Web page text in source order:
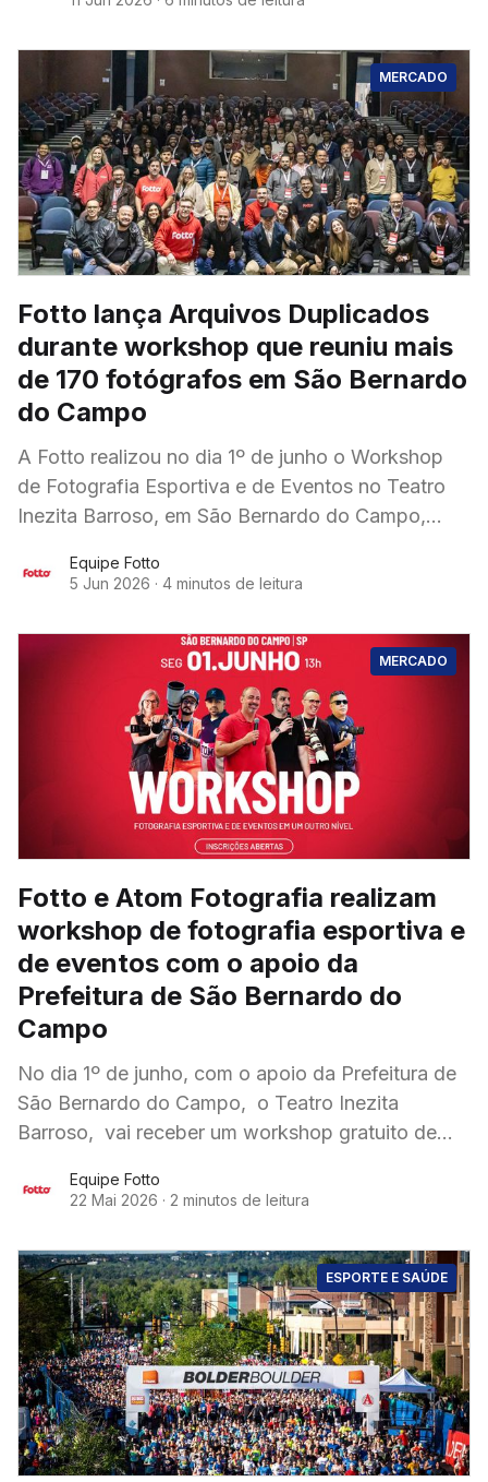
MERCADO
Fotto lança Arquivos Duplicados
durante workshop que reuniu mais
de 170 fotógrafos em São Bernardo
do Campo
A Fotto realizou no dia 1º de junho o Workshop
de Fotografia Esportiva e de Eventos no Teatro
Inezita Barroso, em São Bernardo do Campo,
Equipe Fotto
5 Jun 2026 · 4 minutos de leitura
MERCADO
Fotto e Atom Fotografia realizam
workshop de fotografia esportiva e
de eventos com o apoio da
Prefeitura de São Bernardo do
Campo
No dia 1º de junho, com o apoio da Prefeitura de
São Bernardo do Campo, o Teatro Inezita
Barroso, vai receber um workshop gratuito de
Equipe Fotto
22 Mai 2026 · 2 minutos de leitura
ESPORTE E SAÚDE